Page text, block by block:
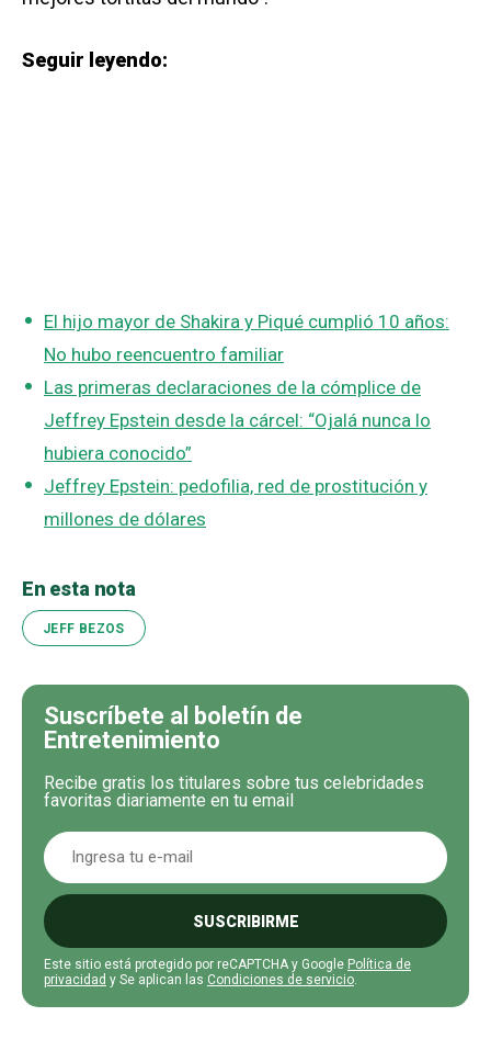
Seguir leyendo:
El hijo mayor de Shakira y Piqué cumplió 10 años:
No hubo reencuentro familiar
Las primeras declaraciones de la cómplice de
Jeffrey Epstein desde la cárcel: “Ojalá nunca lo
hubiera conocido”
Jeffrey Epstein: pedofilia, red de prostitución y
millones de dólares
En esta nota
JEFF BEZOS
Suscríbete al boletín de
Entretenimiento
Recibe gratis los titulares sobre tus celebridades
favoritas diariamente en tu email
SUSCRIBIRME
Este sitio está protegido por reCAPTCHA y Google Política de
privacidad y Se aplican las Condiciones de servicio